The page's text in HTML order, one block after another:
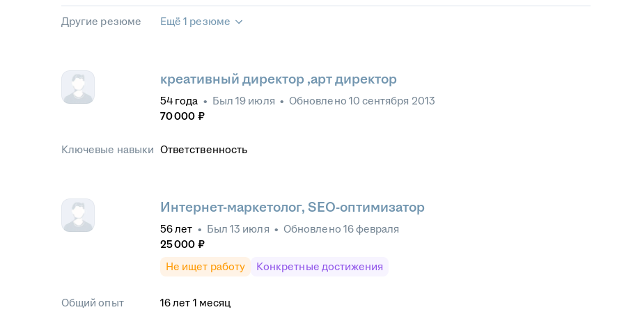
Другие резюме Ещё 1 резюме
креативный директор ,арт директор
54 года • Был 19 июля • Обновлено 10 сентября 2013
70 000 ₽
Ключевые навыки Ответственность
Интернет-маркетолог, SEO-оптимизатор
56лет • Был 13 июля • Обновлено 16 февраля
25 000 ₽
Не ищет работу
Конкретные достижения
Общий опыт 16лет 1 месяц